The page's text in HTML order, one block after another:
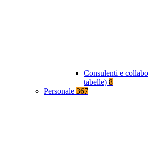
Consulenti e
tabelle) 8
Personale 367